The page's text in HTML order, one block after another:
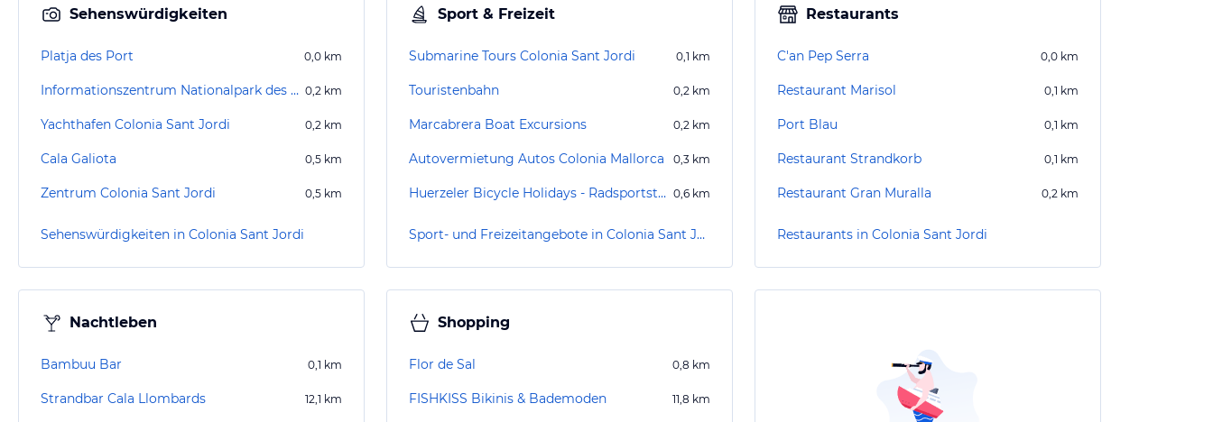
Sehenswürdigkeiten
Platja des Port 0,0 km
Informationszentrum Nationalpark des Archipels Cabrera 0,2 km
Yachthafen Colonia Sant Jordi 0,2 km
Cala Galiota 0,5 km
Zentrum Colonia Sant Jordi 0,5 km
Sehenswürdigkeiten in Colonia Sant Jordi
Sport & Freizeit
Submarine Tours Colonia Sant Jordi 0,1 km
Touristenbahn 0,2 km
Marcabrera Boat Excursions 0,2 km
Autovermietung Autos Colonia Mallorca 0,3 km
Huerzeler Bicycle Holidays - Radsportstation Colonia Sant Jordi 0,6 km
Sport- und Freizeitangebote in Colonia Sant Jordi
Restaurants
C'an Pep Serra 0,0 km
Restaurant Marisol 0,1 km
Port Blau 0,1 km
Restaurant Strandkorb 0,1 km
Restaurant Gran Muralla 0,2 km
Restaurants in Colonia Sant Jordi
Nachtleben
Bambuu Bar 0,1 km
Strandbar Cala Llombards 12,1 km
Shopping
Flor de Sal 0,8 km
FISHKISS Bikinis & Bademoden 11,8 km